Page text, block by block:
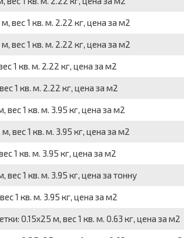
вес 1 кв. м. 2.22 кг, цена за м2
вес 1 кв. м. 2.22 кг, цена за м2
1 кв. м. 2.22 кг, цена за м2
1 кв. м. 2.22 кг, цена за м2
1 кв. м. 3.95 кг, цена за м2
вес 1 кв. м. 3.95 кг, цена за м2
1 кв. м. 3.95 кг, цена за м2
1 кв. м. 3.95 кг, цена за тонну
1 кв. м. 3.95 кг, цена за м2
0.15x25 м, вес 1 кв. м. 0.63 кг, цена за м2